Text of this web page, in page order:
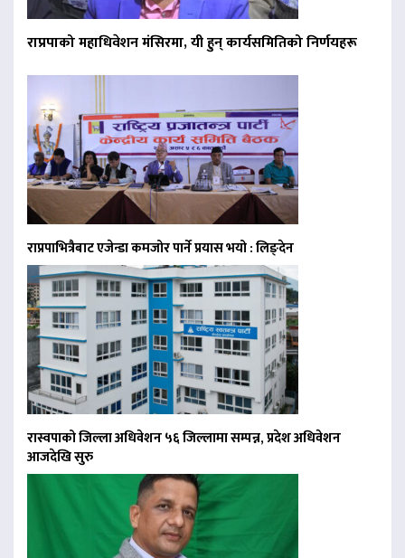
राप्रपाको महाधिवेशन मंसिरमा, यी हुन् कार्यसमितिको निर्णयहरू
राप्रपाभित्रैबाट एजेन्डा कमजोर पार्ने प्रयास भयो : लिङ्देन
रास्वपाको जिल्ला अधिवेशन ५६ जिल्लामा सम्पन्न, प्रदेश अधिवेशन
आजदेखि सुरु